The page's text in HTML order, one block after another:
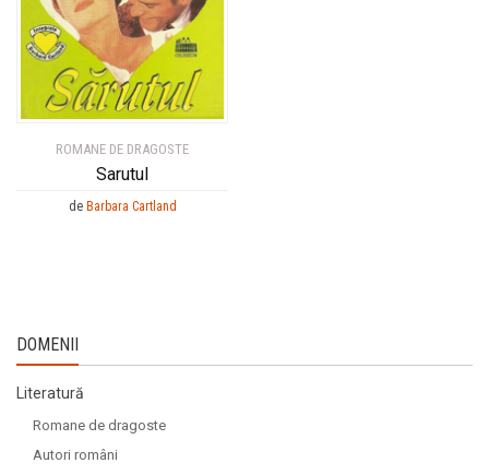
ROMANE DE DRAGOSTE
Sarutul
de Barbara Cartland
DOMENII
Literatură
Romane de dragoste
Autori români